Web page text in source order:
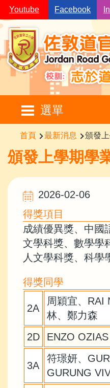
移至主內容
Youtube Facebook
選單
Main
navigation
導
航
連
首頁 最新消息 頒發上
頒發上學期學
2026-02-06
得獎項目
成績優異獎、中國
文學科獎、數學學
人文學科獎、科學
得獎同學
2A
周穎宜、RAI
林、鄭力森
2D
ENZO
3A
符璟妍、
GURUNG